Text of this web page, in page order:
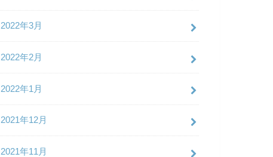
2022年3月
2022年2月
2022年1月
2021年12月
2021年11月